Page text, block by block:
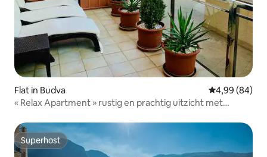
Flat in Budva Gemiddelde
4,99 (84)
« Relax Apartment » rustig en prachtig uitzicht met
Superhost
Superhost